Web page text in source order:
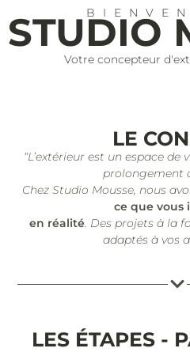
STUDIO
Votre concepteur
LE
“L’extérieur est un espace
prolongement
Chez Studio Mousse, nous
ce que vous
en réalité. Des projets à la
adaptés à vos
LES ÉTAPES -